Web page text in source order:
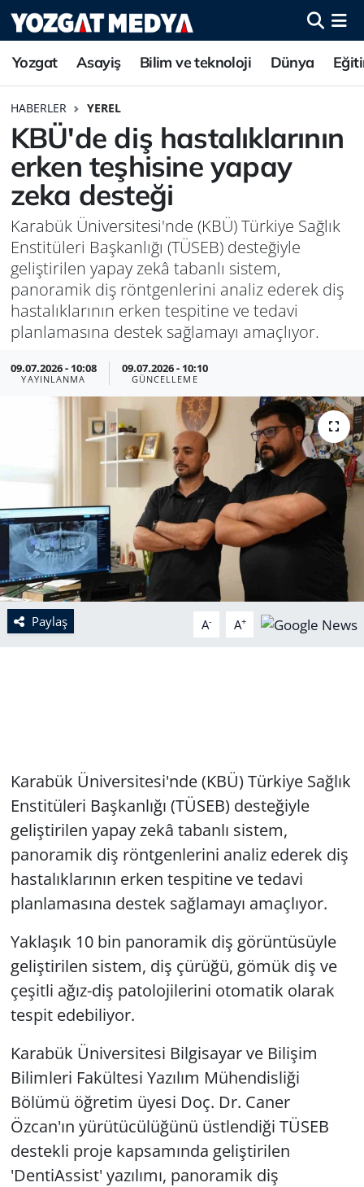
Yozgat Asayiş Bilim ve teknoloji Dünya
HABERLER YEREL
KBÜ'de diş hastalıklarının
erken teşhisine yapay
zeka desteği
Karabük Üniversitesi'nde (KBÜ) Türkiye Sağlık
Enstitüleri Başkanlığı (TÜSEB) desteğiyle
geliştirilen yapay zekâ tabanlı sistem,
panoramik diş röntgenlerini analiz ederek diş
hastalıklarının erken tespitine ve tedavi
planlamasına destek sağlamayı amaçlıyor.
09.07.2026 - 10:08
YAYINLANMA
09.07.2026 - 10:10
GÜNCELLEME
Paylaş A- A+
Karabük Üniversitesi'nde (KBÜ) Türkiye Sağlık
Enstitüleri Başkanlığı (TÜSEB) desteğiyle
geliştirilen yapay zekâ tabanlı sistem,
panoramik diş röntgenlerini analiz ederek diş
hastalıklarının erken tespitine ve tedavi
planlamasına destek sağlamayı amaçlıyor.
Yaklaşık 10 bin panoramik diş görüntüsüyle
geliştirilen sistem, diş çürüğü, gömük diş ve
çeşitli ağız-diş patolojilerini otomatik olarak
tespit edebiliyor.
Karabük Üniversitesi Bilgisayar ve Bilişim
Bilimleri Fakültesi Yazılım Mühendisliği
Bölümü öğretim üyesi Doç. Dr. Caner
Özcan'ın yürütücülüğünü üstlendiği TÜSEB
destekli proje kapsamında geliştirilen
'DentiAssist' yazılımı, panoramik diş